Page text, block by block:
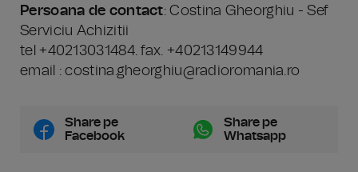
Persoana de contact: Costina Gheorghiu - Sef
Serviciu Achizitii
tel +40213031484. fax. +40213149944
email : costina.gheorghiu@radioromania.ro
Share pe
Facebook
Share pe
Whatsapp